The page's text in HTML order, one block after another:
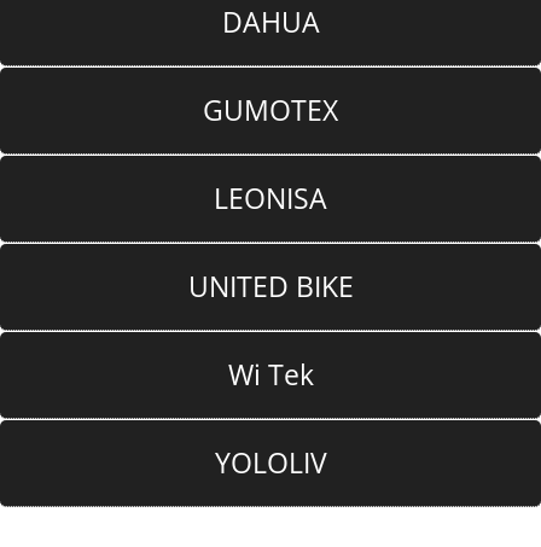
DAHUA
GUMOTEX
LEONISA
UNITED BIKE
Wi Tek
YOLOLIV